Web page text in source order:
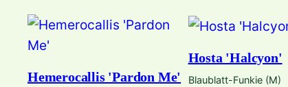
Hemerocallis 'Pardon Me'
Hosta 'Halcyon'
Blaublatt-Funkie (M)